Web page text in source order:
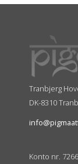
Tranbjerg
DK-8310
Konto nr.